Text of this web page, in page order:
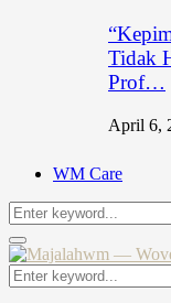
Tidak
Prof…
April 6,
WM Care
Search
for:
Primary
Menu
Search
for: